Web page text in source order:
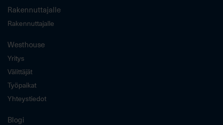
Rakennuttajalle
Rakennuttajalle
Westhouse
Yritys
Välittäjät
Työpaikat
Yhteystiedot
Blogi